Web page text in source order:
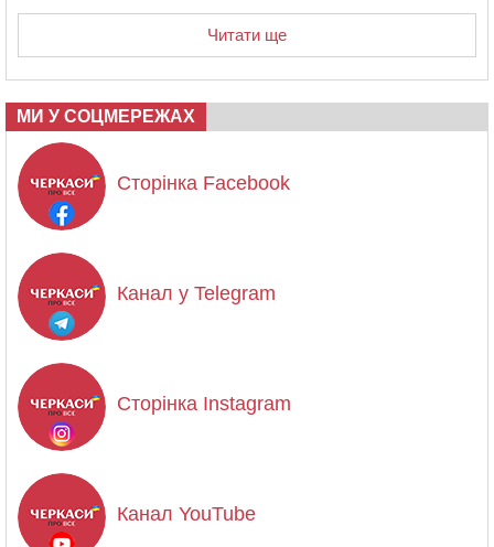
Читати ще
МИ У СОЦМЕРЕЖАХ
Сторінка Facebook
Канал у Telegram
Сторінка Instagram
Канал YouTube